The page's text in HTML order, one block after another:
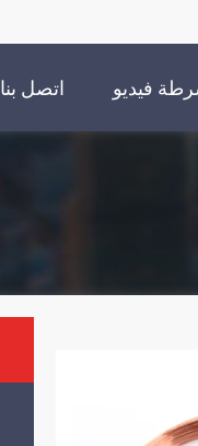
فيديو اتصل بنا